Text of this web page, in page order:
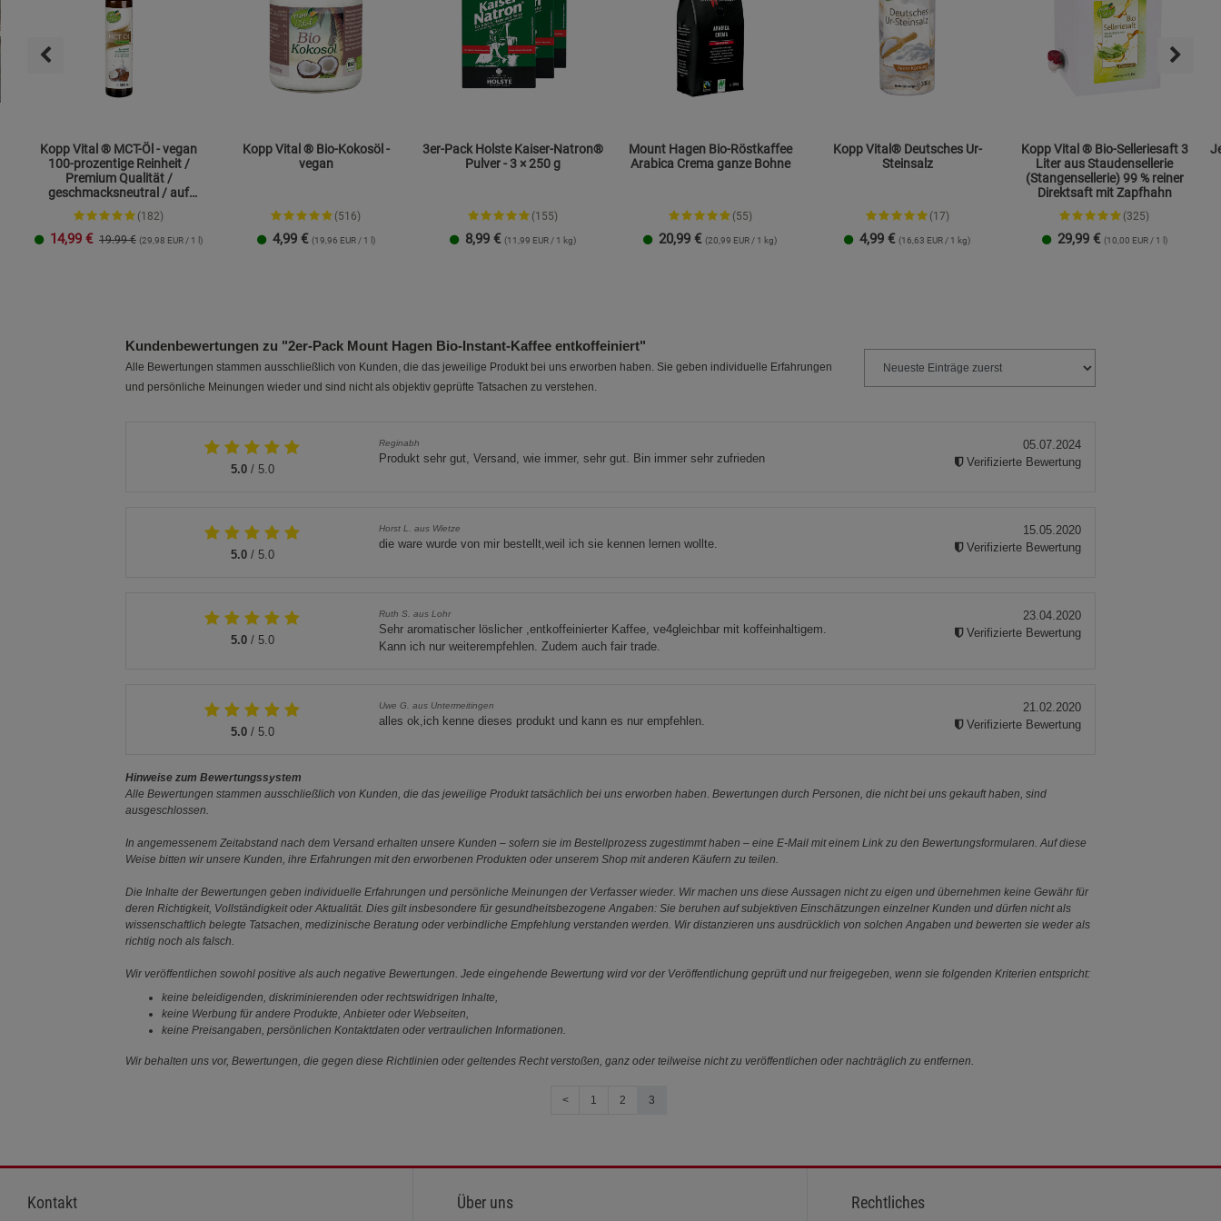
Kopp Vital ® MCT-Öl - vegan
100-prozentige Reinheit /
Premium Qualität /
geschmacksneutral / auf
Kokosölbasis
(182)
14,99 € 19.99 € (29,98 EUR / 1 l)
Kopp Vital ® Bio-Kokosöl -
vegan
(516)
4,99 € (19,96 EUR / 1 l)
3er-Pack Holste Kaiser-Natron®
Pulver - 3 × 250 g
(155)
8,99 € (11,99 EUR / 1 kg)
Mount Hagen Bio-Röstkaffee
Arabica Crema ganze Bohne
(55)
20,99 € (20,99 EUR / 1 kg)
Kopp Vital® Deutsches Ur-
Steinsalz
(17)
4,99 € (16,63 EUR / 1 kg)
Kopp Vital ® Bio-Selleriesaft 3
Liter aus Staudensellerie
(Stangensellerie) 99 % reiner
Direktsaft mit Zapfhahn
(325)
29,99 € (10,00 EUR / 1 l)
Kundenbewertungen zu "2er-Pack Mount Hagen Bio-Instant-Kaffee entkoffeiniert"
Alle Bewertungen stammen ausschließlich von Kunden, die das jeweilige Produkt bei uns erworben haben. Sie geben individuelle Erfahrungen
und persönliche Meinungen wieder und sind nicht als objektiv geprüfte Tatsachen zu verstehen.
5.0/ 5.0
Reginabh
Produkt sehr gut, Versand, wie immer, sehr gut. Bin immer sehr zufrieden
05.07.2024
Verifizierte Bewertung
5.0/ 5.0
Horst L. aus Wietze
die ware wurde von mir bestellt,weil ich sie kennen lernen wollte.
15.05.2020
Verifizierte Bewertung
5.0/ 5.0
Ruth S. aus Lohr
Sehr aromatischer löslicher ,entkoffeinierter Kaffee, ve4gleichbar mit koffeinhaltigem.
Kann ich nur weiterempfehlen. Zudem auch fair trade.
23.04.2020
Verifizierte Bewertung
5.0/ 5.0
Uwe G. aus Untermeitingen
alles ok,ich kenne dieses produkt und kann es nur empfehlen.
21.02.2020
Verifizierte Bewertung
Hinweise zum Bewertungssystem
Alle Bewertungen stammen ausschließlich von Kunden, die das jeweilige Produkt tatsächlich bei uns erworben haben. Bewertungen durch Personen, die nicht bei uns gekauft haben, sind
ausgeschlossen.
In angemessenem Zeitabstand nach dem Versand erhalten unsere Kunden – sofern sie im Bestellprozess zugestimmt haben – eine E-Mail mit einem Link zu den Bewertungsformularen. Auf diese
Weise bitten wir unsere Kunden, ihre Erfahrungen mit den erworbenen Produkten oder unserem Shop mit anderen Käufern zu teilen.
Die Inhalte der Bewertungen geben individuelle Erfahrungen und persönliche Meinungen der Verfasser wieder. Wir machen uns diese Aussagen nicht zu eigen und übernehmen keine Gewähr für
deren Richtigkeit, Vollständigkeit oder Aktualität. Dies gilt insbesondere für gesundheitsbezogene Angaben: Sie beruhen auf subjektiven Einschätzungen einzelner Kunden und dürfen nicht als
wissenschaftlich belegte Tatsachen, medizinische Beratung oder verbindliche Empfehlung verstanden werden. Wir distanzieren uns ausdrücklich von solchen Angaben und bewerten sie weder als
richtig noch als falsch.
Wir veröffentlichen sowohl positive als auch negative Bewertungen. Jede eingehende Bewertung wird vor der Veröffentlichung geprüft und nur freigegeben, wenn sie folgenden Kriterien entspricht:
keine beleidigenden, diskriminierenden oder rechtswidrigen Inhalte,
keine Werbung für andere Produkte, Anbieter oder Webseiten,
keine Preisangaben, persönlichen Kontaktdaten oder vertraulichen Informationen.
Wir behalten uns vor, Bewertungen, die gegen diese Richtlinien oder geltendes Recht verstoßen, ganz oder teilweise nicht zu veröffentlichen oder nachträglich zu entfernen.
< 1 2 3
Kontakt Über uns Rechtliches
Statistik Cookies (2) Statistik Cookies
Beschreibung Statistik Cookies
Cookie-Informationen anzeigen
Beschreibung Marketing Cookies